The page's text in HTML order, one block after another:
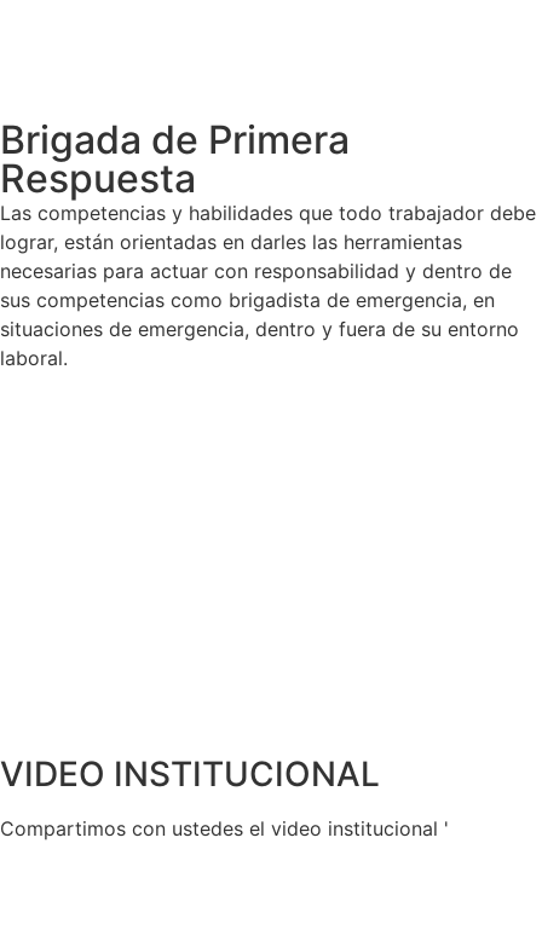
Brigada de Primera
Respuesta
Las competencias y habilidades que todo trabajador debe
lograr, están orientadas en darles las herramientas
necesarias para actuar con responsabilidad y dentro de
sus competencias como brigadista de emergencia, en
situaciones de emergencia, dentro y fuera de su entorno
laboral.
VIDEO INSTITUCIONAL
Compartimos con ustedes el video institucional '